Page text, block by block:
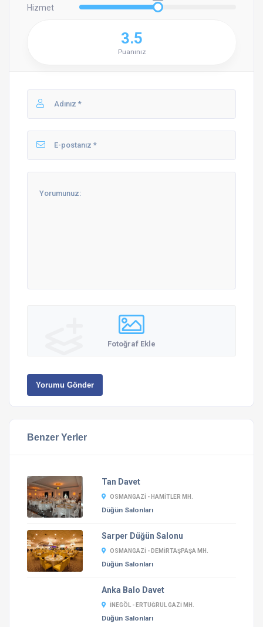
Hizmet
3.5
Puanınız
Fotoğraf Ekle
Yorumu Gönder
Benzer Yerler
Tan Davet
OSMANGAZI - HAMITLER MH.
Düğün Salonları
Sarper Düğün Salonu
OSMANGAZI - DEMIRTAŞPAŞA MH.
Düğün Salonları
Anka Balo Davet
İNEGÖL - ERTUĞRUL GAZI MH.
Düğün Salonları